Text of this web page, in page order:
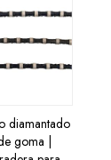
diamantado
goma |